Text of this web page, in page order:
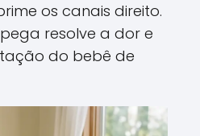
os canais direito.
resolve a dor e
do bebê de